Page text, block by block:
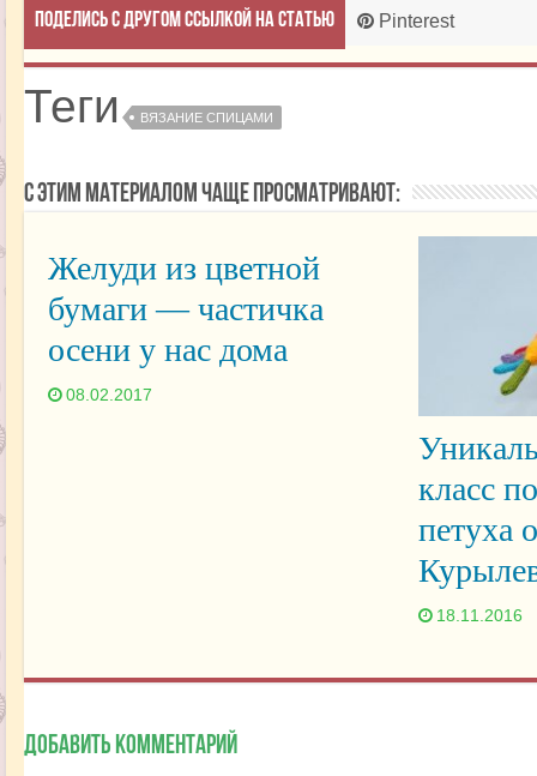
Поделись с другом ссылкой на статью Pinterest
Теги ВЯЗАНИЕ СПИЦАМИ
С этим материалом чаще просматривают:
Желуди из цветной
бумаги — частичка
осени у нас дома
08.02.2017
класс
петуха
18.11.2016
Добавить комментарий